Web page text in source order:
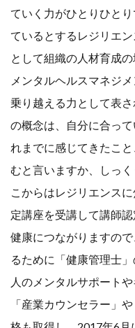
ていく力がひとりひと
ているとするレジリエ
として組織の人材育成
メンタルヘルスマネジ
乗り越える力として表
の概念は、自分に合っ
れまでに感じてきたこ
むと言いますか、しっ
こからはレジリエンス
定講座を受講して講師
健康につながりますの
るために「健康管理士
人のメンタルサポート
「産業カウンセラー」